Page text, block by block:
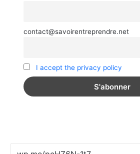
contact@savoirentreprendre.net
I accept the privacy policy